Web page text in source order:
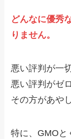
どんなに優秀
りません。
悪い評判が一
悪い評判がゼ
その方があや
特に、GMOと